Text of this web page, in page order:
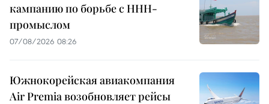
кампанию по борьбе с ННН-
промыслом
07/08/2026 08:26
Южнокорейская авиакомпания
Air Premia возобновляет рейсы